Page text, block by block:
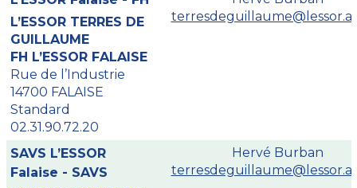
L’ESSOR TERRES DE
GUILLAUME
FH L’ESSOR FALAISE
Rue de l’Industrie
14700 FALAISE
Standard
02.31.90.72.20
SAVS L’ESSOR
Falaise - SAVS
Hervé Burban